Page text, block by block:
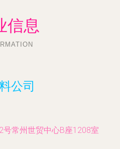
信息
公司
号常州世贸中心B座1208室